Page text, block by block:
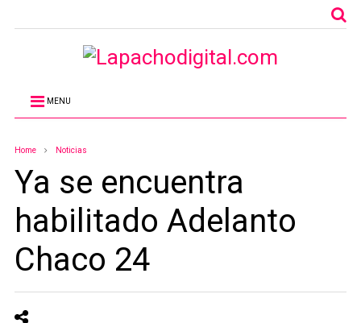
MENU
Home Noticias
Ya se encuentra
habilitado Adelanto
Chaco 24